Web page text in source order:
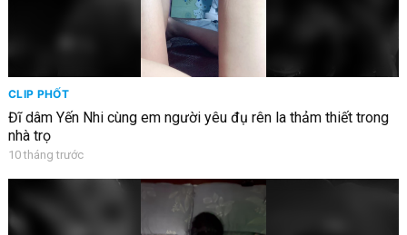
CLIP PHỐT
Đĩ dâm Yến Nhi cùng em người yêu đụ rên la thảm thiết trong
nhà trọ
10 tháng trước